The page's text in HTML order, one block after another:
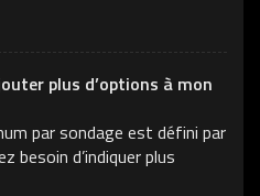
plus d’options à mon
par sondage est défini par
besoin d’indiquer plus